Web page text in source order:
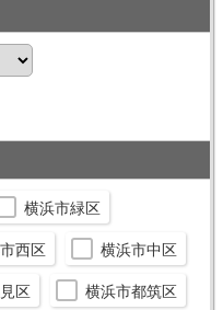
横浜市緑区
西区 横浜市中区
区 横浜市都筑区